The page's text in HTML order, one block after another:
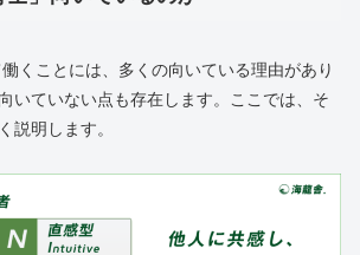
くことには、多くの向いている理由があり
いていない点も存在します。ここでは、そ
説明します。